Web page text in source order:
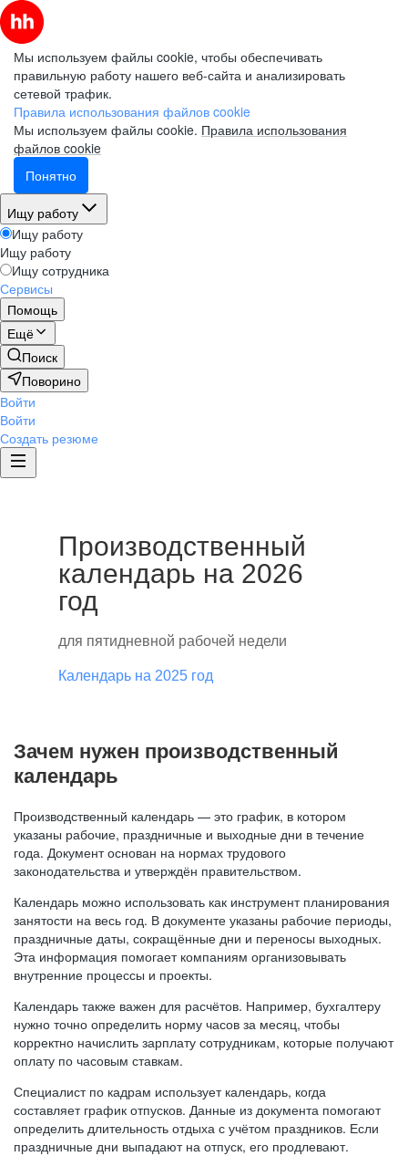
Мы используем файлы cookie, чтобы обеспечивать
правильную работу нашего веб-сайта и анализировать
сетевой трафик.
Правила использования файлов cookie
Мы используем файлы cookie. Правила использования
файлов cookie
Понятно
Ищу работу
Ищу работу
Ищу работу
Ищу сотрудника
Сервисы
Помощь
Ещё
Поиск
Поворино
Войти
Войти
Создать резюме
Производственный
календарь на 2026
год
для пятидневной рабочей недели
Календарь на 2025 год
Зачем нужен производственный
календарь
Производственный календарь — это график, в котором
указаны рабочие, праздничные и выходные дни в течение
года. Документ основан на нормах трудового
законодательства и утверждён правительством.
Календарь можно использовать как инструмент планирования
занятости на весь год. В документе указаны рабочие периоды,
праздничные даты, сокращённые дни и переносы выходных.
Эта информация помогает компаниям организовывать
внутренние процессы и проекты.
Календарь также важен для расчётов. Например, бухгалтеру
нужно точно определить норму часов за месяц, чтобы
корректно начислить зарплату сотрудникам, которые получают
оплату по часовым ставкам.
Специалист по кадрам использует календарь, когда
составляет график отпусков. Данные из документа помогают
определить длительность отдыха с учётом праздников. Если
праздничные дни выпадают на отпуск, его продлевают.